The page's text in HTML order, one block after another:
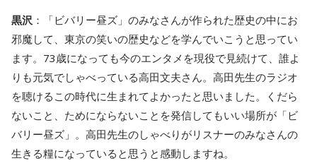
黒沢 ：「ビバリー昼ズ」のみなさんが作られた歴史の中にお
邪魔して、東京の笑いの歴史などを学んでいこうと思ってい
ます。73歳になっても今のエンタメを現役で見続けて、誰よ
りも元気でしゃべっている高田文夫さん。高田先生のラジオ
を聴けるこの時代に生まれてよかったと思いました。くだら
ないこと、ためにならないことを発信してもいい場所が「ビ
バリー昼ズ」。高田先生のしゃべりがリスナーのみなさんの
生きる糧になっていると思うと感動しますね。